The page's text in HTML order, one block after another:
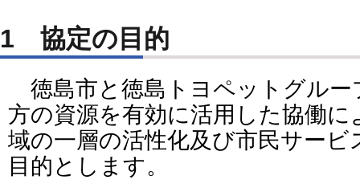
1 協定の目的
徳島市と徳島トヨペットグルー
方の資源を有効に活用した協働
域の一層の活性化及び市民サー
目的とします。